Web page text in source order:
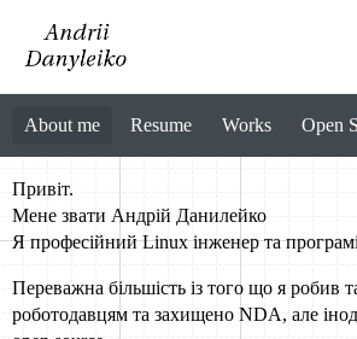
About me Resume Works Open
Привіт.
Мене звати Андрій Данилейко
Я професійний Linux інженер та
Переважна більшість із того що я робив
роботодавцям та захищено NDA, але